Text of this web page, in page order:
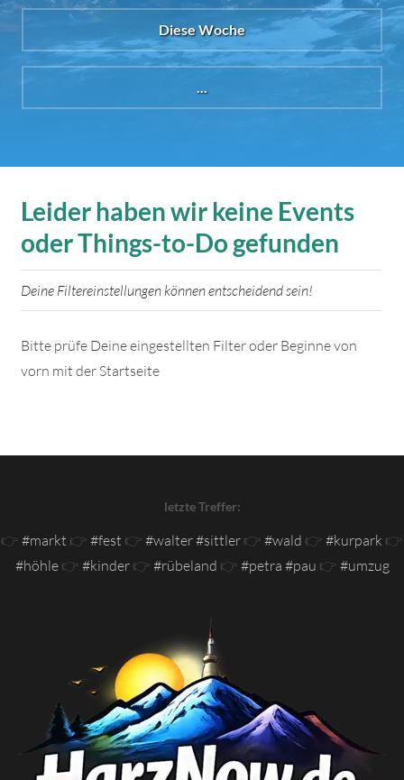
Diese Woche
Leider haben wir keine Events
oder Things-to-Do gefunden
Deine Filtereinstellungen können entscheidend sein!
Bitte prüfe Deine eingestellten Filter oder Beginne von
vorn mit der Startseite
letzte Treffer:
👉 #markt 👉 #fest 👉 #walter #sittler 👉 #wald 👉 #kurpark 👉
#höhle👉 #kinder👉 #rübeland 👉 #petra #pau 👉 #umzug